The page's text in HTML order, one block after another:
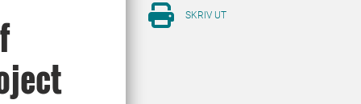
SKRIV UT